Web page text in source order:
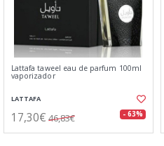
Lattafa taweel eau de parfum 100ml
vaporizador
LATTAFA
17,30€ 46,83€ - 63%